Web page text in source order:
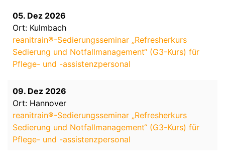
05. Dez 2026
Ort: Kulmbach
reanitrain®-Sedierungsseminar „Refresherkurs
Sedierung und Notfallmanagement“ (G3-Kurs) für
Pflege- und -assistenzpersonal
09. Dez 2026
Ort: Hannover
reanitrain®-Sedierungsseminar „Refresherkurs
Sedierung und Notfallmanagement“ (G3-Kurs) für
Pflege- und -assistenzpersonal